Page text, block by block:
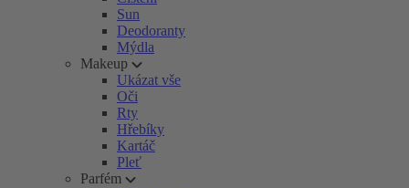
Sun
Deodoranty
Mýdla
Makeup
Ukázat vše
Oči
Rty
Hřebíky
Kartáč
Pleť
Parfém